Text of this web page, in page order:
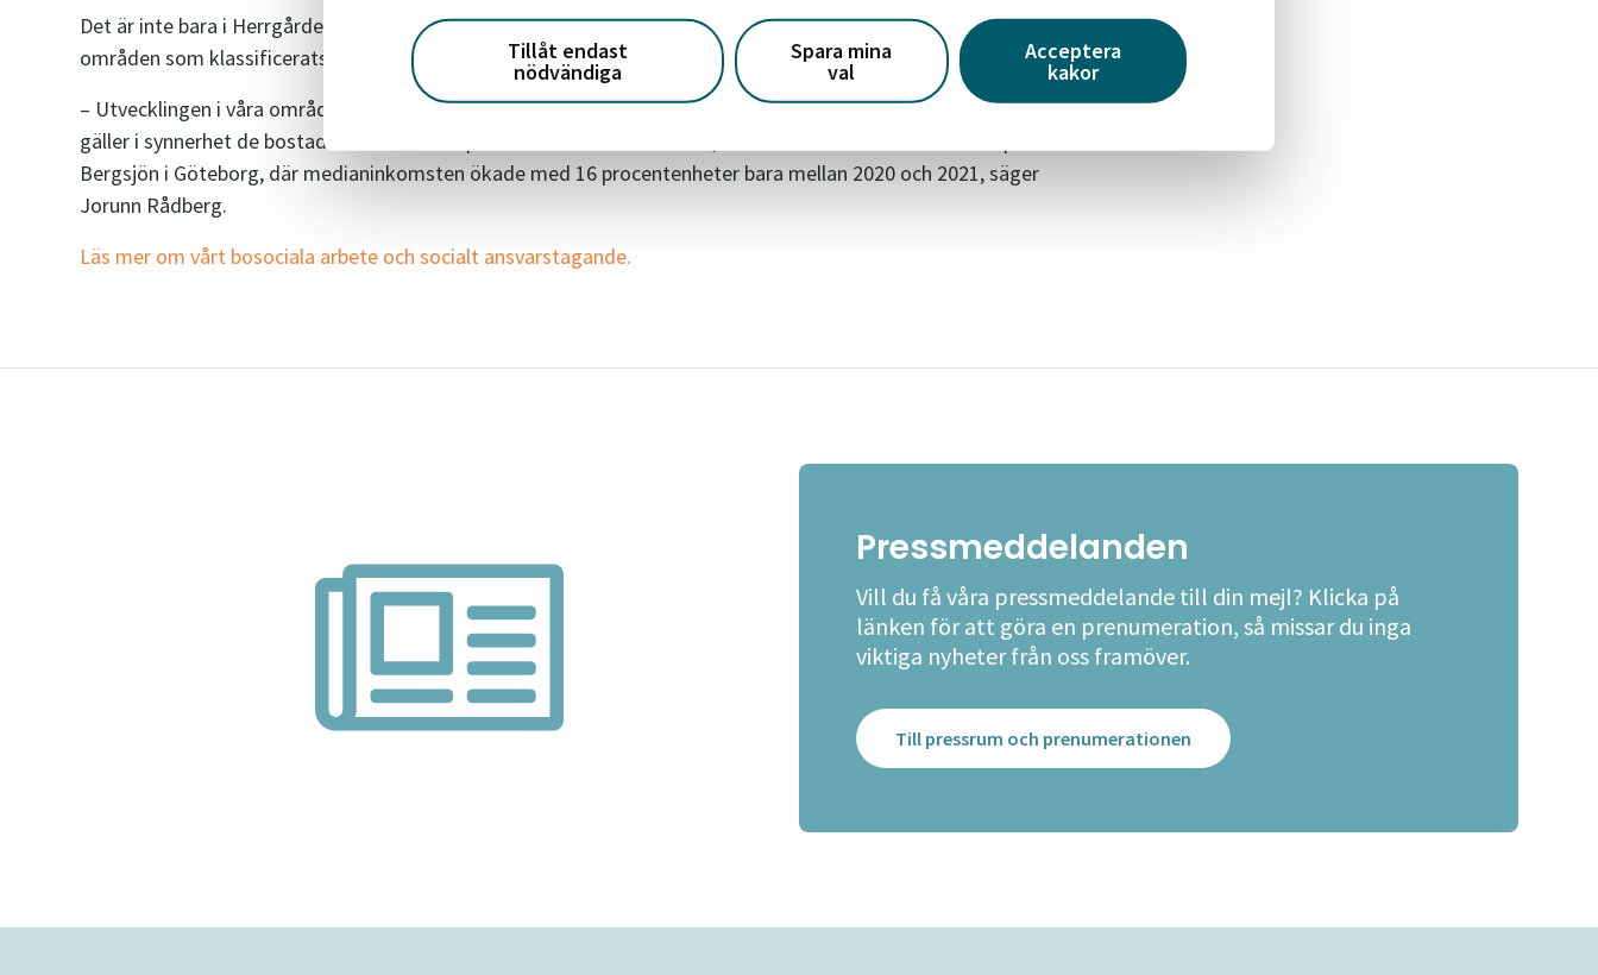
Tillåt endast
nödvändiga
Spara mina
val
Acceptera
kakor
Det är inte bara i Herrgården utvecklingen går åt rätt håll. Trenden är densamma i de flesta av Victoriahems
områden som klassificerats som utsatta av polisen.
– Utvecklingen i våra områden totalt sett är till och med bättre än medelvärdena i de kommuner vi verkar i. Det
gäller i synnerhet de bostadsområden som polisen klassar som utsatta, vilket känns extra bra. Ett exempel är
Bergsjön i Göteborg, där medianinkomsten ökade med 16 procentenheter bara mellan 2020 och 2021, säger
Jorunn Rådberg.
Läs mer om vårt bosociala arbete och socialt ansvarstagande.
Pressmeddelanden
Vill du få våra pressmeddelande till din mejl? Klicka på
länken för att göra en prenumeration, så missar du inga
viktiga nyheter från oss framöver.
Till pressrum och prenumerationen